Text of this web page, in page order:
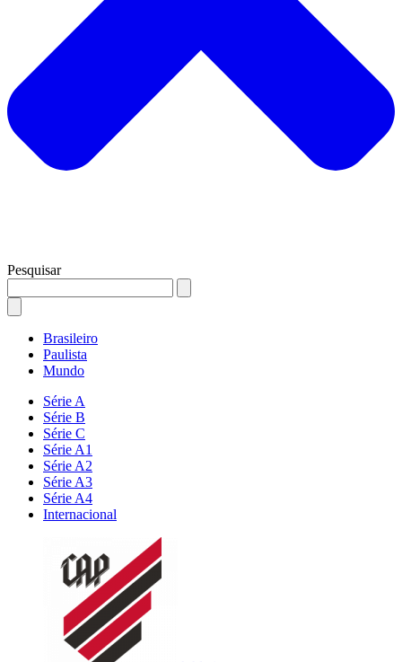
Pesquisar
Brasileiro
Paulista
Mundo
Série A
Série B
Série C
Série A1
Série A2
Série A3
Série A4
Internacional